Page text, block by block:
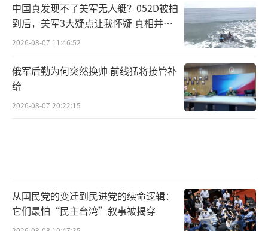
中国真发现不了美军无人艇？052D被拍
到后，美军3大疑点让我怀疑 真相并非
如此
2026-08-07 11:46:52
俄军后勤为何突然换帅 前线猛将接管补
给
2026-08-07 20:22:15
从国民党的变迁到民进党的续命逻辑：
它们最怕“民主台湾”叙事被揭穿